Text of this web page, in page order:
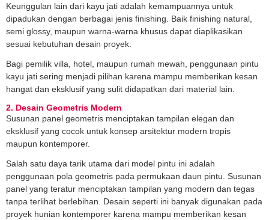
Keunggulan lain dari kayu jati adalah kemampuannya untuk
dipadukan dengan berbagai jenis finishing. Baik finishing natural,
semi glossy, maupun warna-warna khusus dapat diaplikasikan
sesuai kebutuhan desain proyek.
Bagi pemilik villa, hotel, maupun rumah mewah, penggunaan pintu
kayu jati sering menjadi pilihan karena mampu memberikan kesan
hangat dan eksklusif yang sulit didapatkan dari material lain.
2. Desain Geometris Modern
Susunan panel geometris menciptakan tampilan elegan dan
eksklusif yang cocok untuk konsep arsitektur modern tropis
maupun kontemporer.
Salah satu daya tarik utama dari model pintu ini adalah
penggunaan pola geometris pada permukaan daun pintu. Susunan
panel yang teratur menciptakan tampilan yang modern dan tegas
tanpa terlihat berlebihan. Desain seperti ini banyak digunakan pada
proyek hunian kontemporer karena mampu memberikan kesan